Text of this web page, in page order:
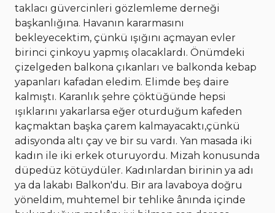
taklacı güvercinleri gözlemleme derneği
başkanlığına. Havanın kararmasını
bekleyecektim, çünkü ışığını açmayan evler
birinci çinkoyu yapmış olacaklardı. Önümdeki
çizelgeden balkona çıkanları ve balkonda kebap
yapanları kafadan eledim. Elimde beş daire
kalmıştı. Karanlık şehre çöktüğünde hepsi
ışıklarını yakarlarsa eğer oturduğum kafeden
kaçmaktan başka çarem kalmayacaktı,çünkü
adisyonda altı çay ve bir su vardı. Yan masada iki
kadın ile iki erkek oturuyordu. Mizah konusunda
düpedüz kötüydüler. Kadınlardan birinin ya adı
ya da lakabı Balkon'du. Bir ara lavaboya doğru
yöneldim, muhtemel bir tehlike ânında içinde